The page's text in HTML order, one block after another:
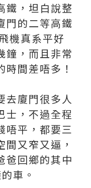
鐵，坦白說整
門的二等高鐵
機真系平好
鐘，而且非常
間差唔多！
去廈門很多人
士，不過全程
唔平，都要三
又窄又逼，
爸回鄉的其中
車。